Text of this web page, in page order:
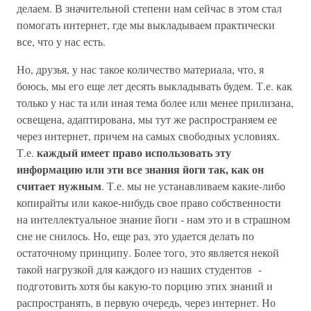
делаем. В значительной степени нам сейчас в этом стал
помогать интернет, где мы выкладываем практически
все, что у нас есть.
Но, друзья, у нас такое количество материала, что, я
боюсь, мы его еще лет десять выкладывать будем. Т.е. как
только у нас та или иная тема более или менее прилизана,
освещена, адаптирована, мы тут же распространяем ее
через интернет, причем на самых свободных условиях.
Т.е. каждый имеет право использовать эту
информацию или эти все знания йоги так, как он
считает нужным. Т.е. мы не устанавливаем какие-либо
копирайты или какое-нибудь свое право собственности
на интеллектуальное знание йоги - нам это и в страшном
сне не снилось. Но, еще раз, это удается делать по
остаточному принципу. Более того, это является некой
такой нагрузкой для каждого из наших студентов -
подготовить хотя бы какую-то порцию этих знаний и
распространять, в первую очередь, через интернет. Но